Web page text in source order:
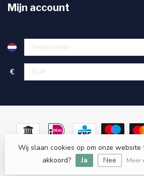
Mijn account
€
© Copyright 2026 Sanitas Verde-
Lightspeed design
Wij slaan cookies op om onze
akkoord?
Ja Nee Meer